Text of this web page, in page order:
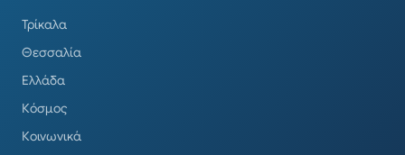
Τρίκαλα
Θεσσαλία
Ελλάδα
Κόσμος
Κοινωνικά